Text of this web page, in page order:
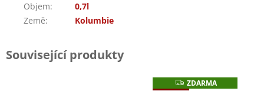
Objem:
0,7l
Země: Kolumbie
Související produkty
Náš tipZ
D
ZDARMA